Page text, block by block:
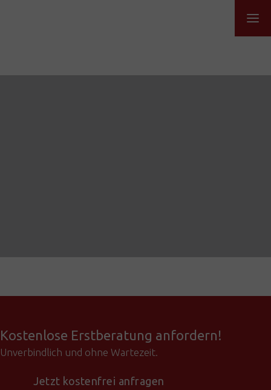
Kostenlose Erstberatung anfordern!
Unverbindlich und ohne Wartezeit.
Jetzt kostenfrei anfragen